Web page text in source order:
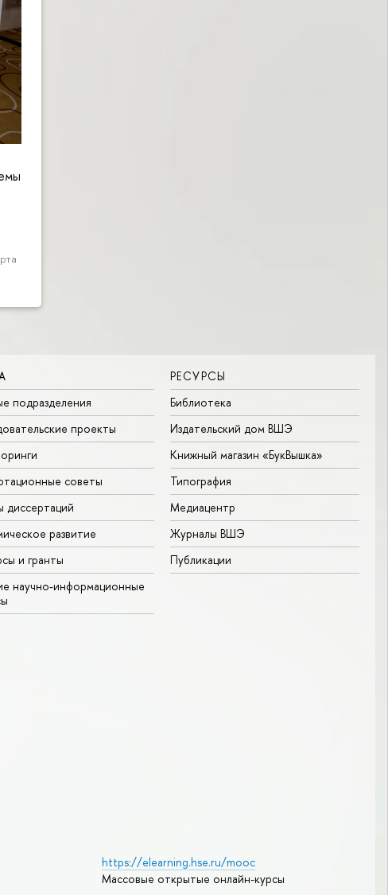
подразделения
проекты
советы
диссертаций
развитие
и гранты
научно-информационные
РЕСУРСЫ
Библиотека
Издательский дом ВШЭ
Книжный магазин «БукВышка»
Типография
Медиацентр
Журналы ВШЭ
Публикации
https://elearning.hse.ru/mooc
Массовые открытые онлайн-курсы